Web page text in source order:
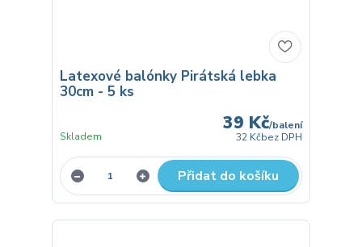
Latexové balónky Pirátská lebka
30cm - 5 ks
39 Kč/balení
32 Kčbez DPH
Skladem
Přidat do košíku